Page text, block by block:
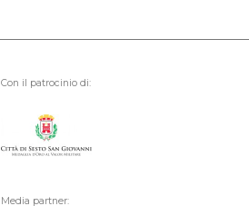
Con il patrocinio di:
Media partner: